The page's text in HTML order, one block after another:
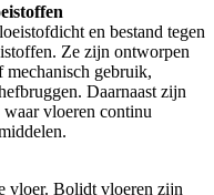
en bestand tegen
Ze zijn ontworpen
mechanisch gebruik,
Daarnaast zijn
waar vloeren continu
vloer. Bolidt vloeren zijn